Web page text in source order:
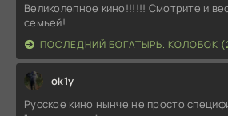
Великолепное кино!!!!!! Смотрите и
семьей!
ПОСЛЕДНИЙ БОГАТЫРЬ. КОЛОБОК
ok1y
Русское кино нынче не просто